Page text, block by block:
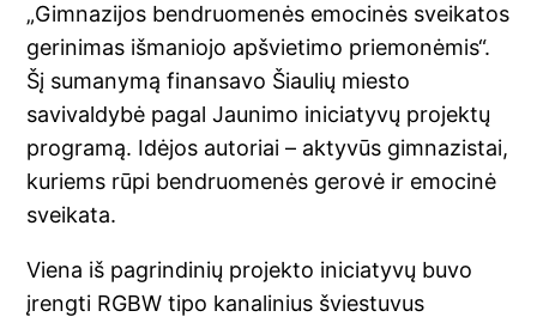
„Gimnazijos bendruomenės emocinės sveikatos
gerinimas išmaniojo apšvietimo priemonėmis“.
Šį sumanymą finansavo Šiaulių miesto
savivaldybė pagal Jaunimo iniciatyvų projektų
programą. Idėjos autoriai – aktyvūs gimnazistai,
kuriems rūpi bendruomenės gerovė ir emocinė
sveikata.
Viena iš pagrindinių projekto iniciatyvų buvo
įrengti RGBW tipo kanalinius šviestuvus